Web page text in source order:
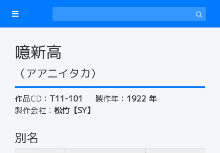
噫新高
（アアニイタカ）
作品CD： T11-101 製作年： 1922 年
製作会社： 松竹【SY】
別名